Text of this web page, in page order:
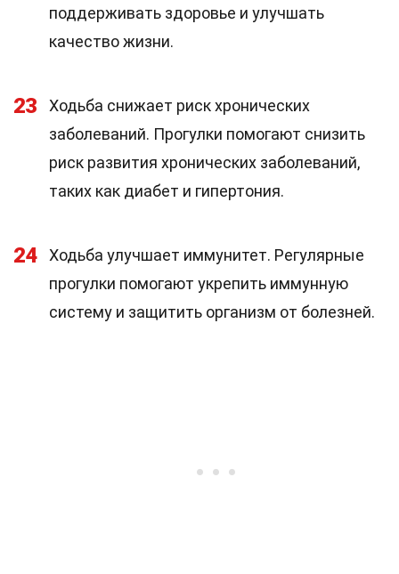
поддерживать здоровье и улучшать
качество жизни.
23
Ходьба снижает риск хронических
заболеваний. Прогулки помогают снизить
риск развития хронических заболеваний,
таких как диабет и гипертония.
24
Ходьба улучшает иммунитет. Регулярные
прогулки помогают укрепить иммунную
систему и защитить организм от болезней.